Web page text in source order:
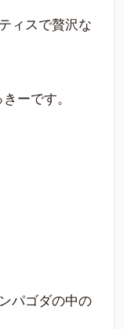
ィスで贅沢な
ーです。
パゴダの中の